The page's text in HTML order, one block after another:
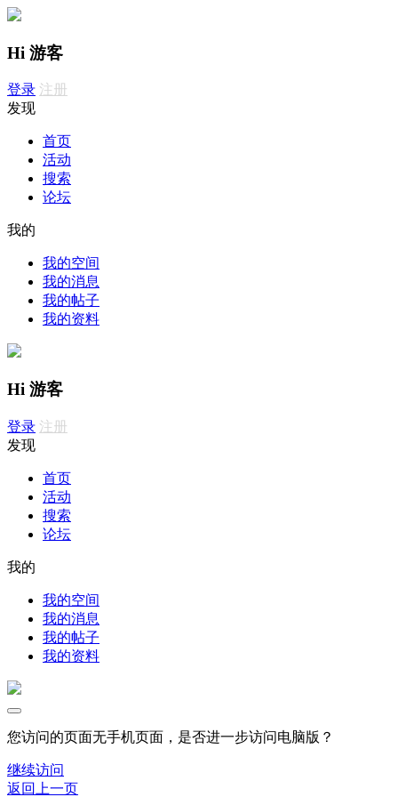
Hi 游客
登录 注册
发现
首页
活动
搜索
论坛
我的
我的空间
我的消息
我的帖子
我的资料
Hi 游客
登录 注册
发现
首页
活动
搜索
论坛
我的
我的空间
我的消息
我的帖子
我的资料
您访问的页面无手机页面，是否进一步访问电脑版？
继续访问
返回上一页